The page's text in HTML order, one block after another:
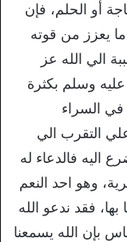
أو الحلم، فإن
يعزز من قوته
الي الله عز
وسلم بكثرة
في السراء
التقرب الي
اليه فالدعاء له
وهو احد النعم
فقد ندعو الله
بإن الله يسمعنا